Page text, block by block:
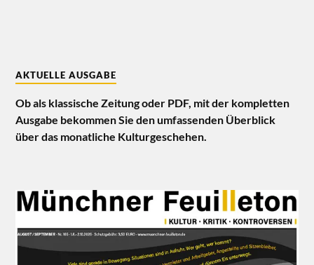
AKTUELLE AUSGABE
Ob als klassische Zeitung oder PDF, mit der kompletten
Ausgabe bekommen Sie den umfassenden Überblick
über das monatliche Kulturgeschehen.